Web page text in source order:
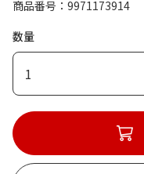
商品番号
9971173914
数量
1